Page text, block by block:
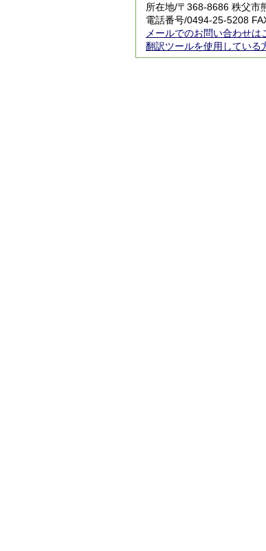
所在地/〒368-8686 秩父市
電話番号/0494-25-5208
メールでのお問い合わせは
翻訳ツールを使用している